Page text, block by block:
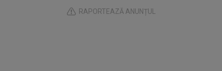
RAPORTEAZĂ ANUNȚUL